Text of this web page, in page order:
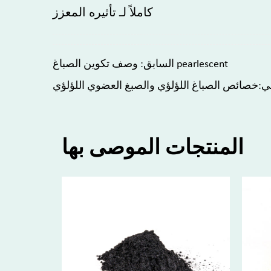
كاملاً لـ تأثيره المعزز
السابق: وصف تكوين الصباغ pearlescent
الصباغ اللؤلؤي والصبغ العضوي اللؤلؤي
المنتجات الموصى بها